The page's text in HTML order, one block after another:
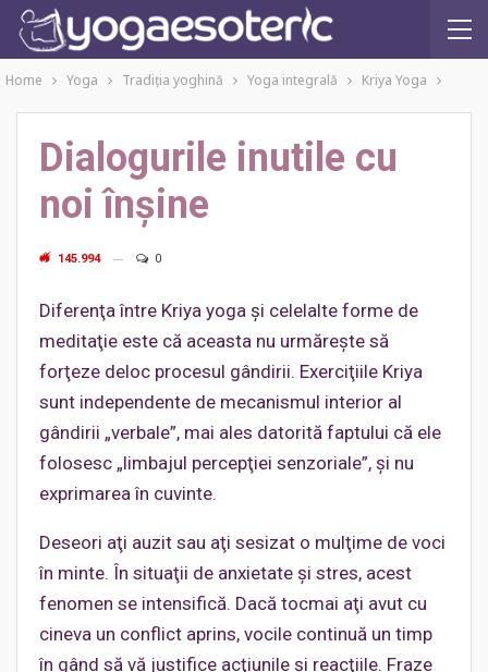
Home Yoga Tradiţia yoghină Yoga integrală Kriya Yoga
Dialogurile inutile cu
noi înşine
145.994 0
Diferenţa între Kriya yoga şi celelalte forme de
meditaţie este că aceasta nu urmăreşte să
forţeze deloc procesul gândirii. Exerciţiile Kriya
sunt independente de mecanismul interior al
gândirii „verbale”, mai ales datorită faptului că ele
folosesc „limbajul percepţiei senzoriale”, şi nu
exprimarea în cuvinte.
Deseori aţi auzit sau aţi sesizat o mulţime de voci
în minte. În situaţii de anxietate şi stres, acest
fenomen se intensifică. Dacă tocmai aţi avut cu
cineva un conflict aprins, vocile continuă un timp
în gând să vă justifice acţiunile şi reacţiile. Fraze